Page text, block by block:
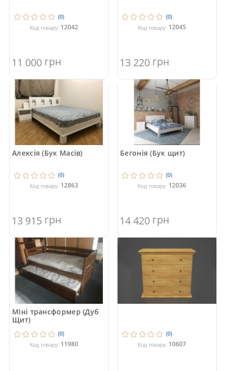
(0)
Код товару: 12042
11 000 грн
(0)
Код товару: 12045
13 220 грн
Алексія (Бук Масів)
(0)
Код товару: 12863
13 915 грн
Бегонія (Бук щит)
(0)
Код товару: 12036
14 420 грн
Міні трансформер (Дуб
Щит)
(0)
Код товару: 11980
(0)
Код товару: 10607